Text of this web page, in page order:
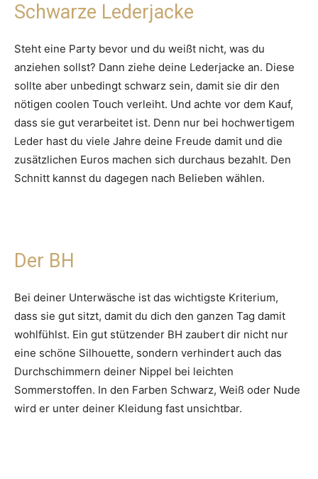
Schwarze Lederjacke
Steht eine Party bevor und du weißt nicht, was du
anziehen sollst? Dann ziehe deine Lederjacke an. Diese
sollte aber unbedingt schwarz sein, damit sie dir den
nötigen coolen Touch verleiht. Und achte vor dem Kauf,
dass sie gut verarbeitet ist. Denn nur bei hochwertigem
Leder hast du viele Jahre deine Freude damit und die
zusätzlichen Euros machen sich durchaus bezahlt. Den
Schnitt kannst du dagegen nach Belieben wählen.
Der BH
Bei deiner Unterwäsche ist das wichtigste Kriterium,
dass sie gut sitzt, damit du dich den ganzen Tag damit
wohlfühlst. Ein gut stützender BH zaubert dir nicht nur
eine schöne Silhouette, sondern verhindert auch das
Durchschimmern deiner Nippel bei leichten
Sommerstoffen. In den Farben Schwarz, Weiß oder Nude
wird er unter deiner Kleidung fast unsichtbar.